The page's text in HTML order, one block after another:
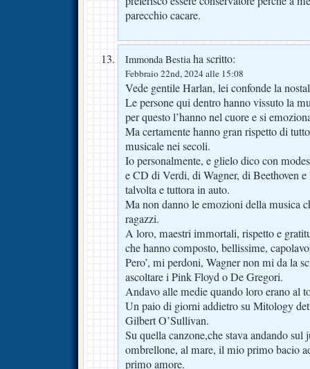
parecchio cacare.
Immonda Bestiaha scritto:
Febbraio 22nd, 2024 alle 15:08
Vede gentile Harlan, lei confonde la
Le persone qui dentro hanno vissuto la
per questo l’hanno nel cuore e si
Ma certamente hanno gran rispetto di
musicale nei secoli.
Io personalmente, e glielo dico con
e CD di Verdi, di Wagner, di Beethoven
talvolta e tuttora in auto.
Ma non danno le emozioni della musica
ragazzi.
A loro, maestri immortali, rispetto e
che hanno composto, bellissime,
Pero’, mi perdoni, Wagner non mi da la
ascoltare i Pink Floyd o De Gregori.
Andavo alle medie quando loro erano al
Un paio di giorni addietro su Mitology
Gilbert O’Sullivan.
Su quella canzone,che stava andando sul
ombrellone, al mare, il mio primo bacio
primo amore.